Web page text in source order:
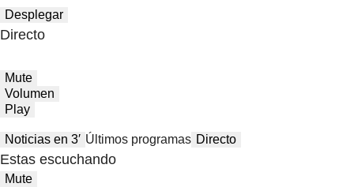
Desplegar
Directo
Mute
Volumen
Play
Noticias en 3′ Últimos programas Directo
Estas escuchando
Mute